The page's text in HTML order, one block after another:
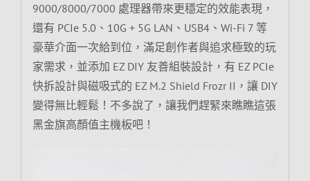
9000/8000/7000 處理器帶來更穩定的效能表現，
還有 PCIe 5.0、10G + 5G LAN、USB4、Wi-Fi 7 等
豪華介面一次給到位，滿足創作者與追求極致的玩
家需求，並添加 EZ DIY 友善組裝設計，有 EZ PCIe
快拆設計與磁吸式的 EZ M.2 Shield Frozr II，讓 DIY
變得無比輕鬆！不多說了，讓我們趕緊來瞧瞧這張
黑金旗高顏值主機板吧！